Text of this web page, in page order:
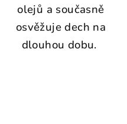
olejů a současně
osvěžuje dech na
dlouhou dobu.